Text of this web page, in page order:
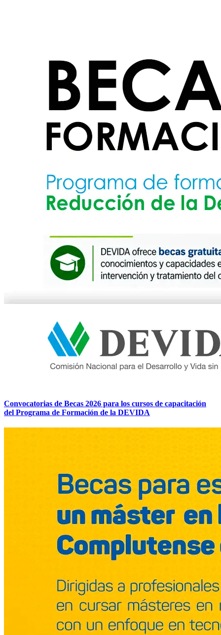
Convocatorias de Becas 2026 para los cursos de capacitación
del Programa de Formación de la DEVIDA